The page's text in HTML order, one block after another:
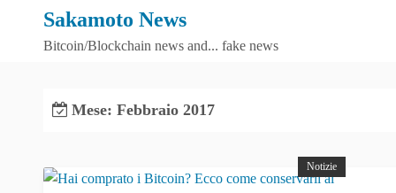
Sakamoto News
Bitcoin/Blockchain news and... fake news
Mese: Febbraio 2017
Notizie